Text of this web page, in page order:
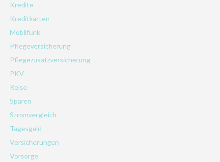
Kredite
Kreditkarten
Mobilfunk
Pflegeversicherung
Pflegezusatzversicherung
PKV
Reise
Sparen
Stromvergleich
Tagesgeld
Versicherungen
Vorsorge